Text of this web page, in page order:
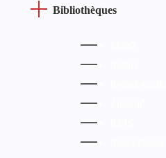
Bibliothèques